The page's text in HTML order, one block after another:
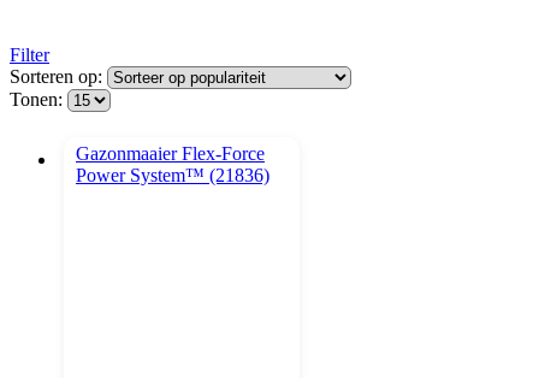
Filter
Sorteren op:
Tonen: